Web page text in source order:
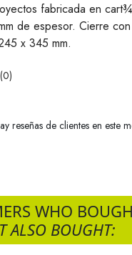
fabricada en
de espesor. Cierre
x 345 mm.
reseñas de clientes en este
WHO
ALSO BOUGHT: